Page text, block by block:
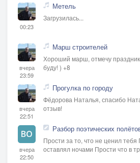
00:23
Метель
Загрузилась...
вчера
23:59
Марш строителей
Хороший марш, отмечу
буду! ) +8
вчера
22:51
Прогулка по городу
Фёдорова Наталья, спасибо
отзыв!
вчера
22:50
Разбор поэтических
Прости за то, что не ценил тебя
оставлял ночами Прости что в